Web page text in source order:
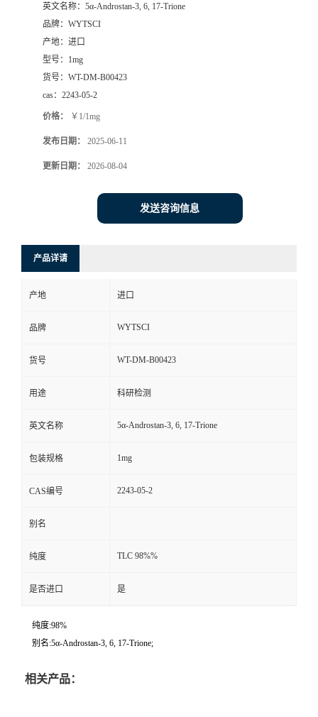
英文名称： 5α-Androstan-3, 6, 17-Trione
品牌： WYTSCI
产地： 进口
型号： 1mg
货号： WT-DM-B00423
cas： 2243-05-2
价格： ￥1/1mg
发布日期： 2025-06-11
更新日期： 2026-08-04
发送咨询信息
产品详请
产地 进口
品牌 WYTSCI
货号 WT-DM-B00423
用途 科研检测
英文名称 5α-Androstan-3, 6, 17-Trione
包装规格 1mg
CAS编号 2243-05-2
别名
纯度 TLC 98%%
是否进口 是
纯度:98%
别名:5α-Androstan-3, 6, 17-Trione;
相关产品：